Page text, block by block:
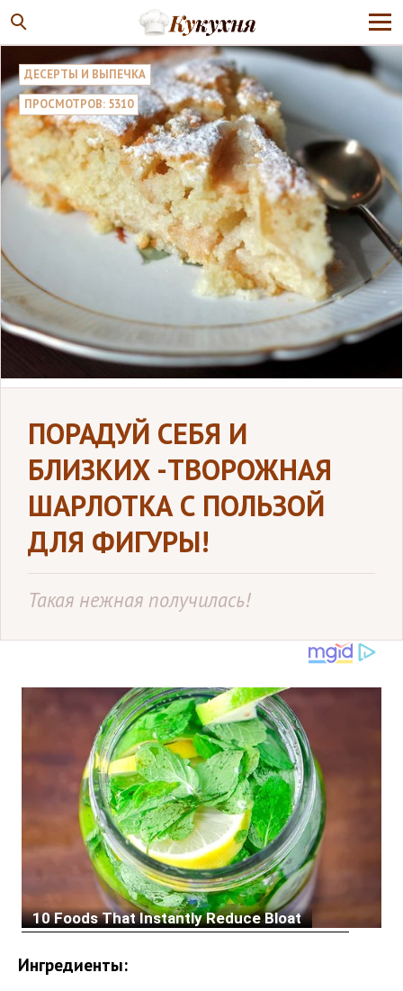
ДЕСЕРТЫ И ВЫПЕЧКА
ПРОСМОТРОВ: 5310
ПОРАДУЙ СЕБЯ И
БЛИЗКИХ -ТВОРОЖНАЯ
ШАРЛОТКА С ПОЛЬЗОЙ
ДЛЯ ФИГУРЫ!
Такая нежная получилась!
Ингредиенты: